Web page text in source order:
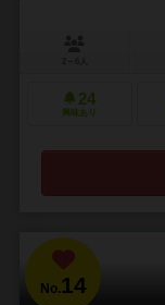
24
興味あり
No.14